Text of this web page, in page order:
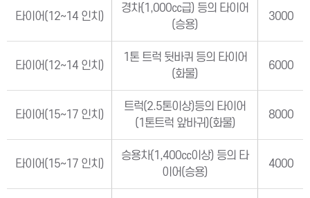
타이어(12∼14 인치)
경차(1,000㏄급) 등의 타이어
(승용)
3000
타이어(12∼14 인치)
1톤 트럭 뒷바퀴 등의 타이어
(화물)
6000
타이어(15∼17 인치)
트럭(2.5톤이상)등의 타이어
(1톤트럭 앞바귀)(화물)
8000
타이어(15∼17 인치)
승용차(1,400㏄이상) 등의 타
이어(승용)
4000